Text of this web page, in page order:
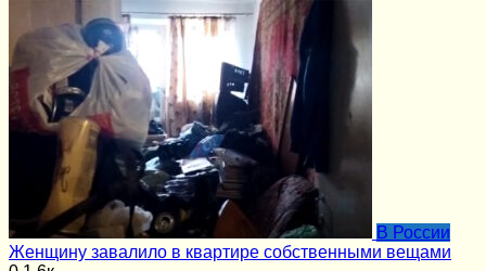
В России
Женщину завалило в квартире собственными вещами